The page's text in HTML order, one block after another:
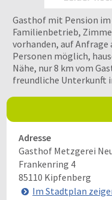
Gasthof mit Pension
Familienbetrieb,
vorhanden, auf
Personen möglich,
Nähe, nur 8 km vom
freundliche Unterkunft
Adresse
Gasthof Metzgerei
Frankenring 4
85110 Kipfenberg
Im Stadtplan